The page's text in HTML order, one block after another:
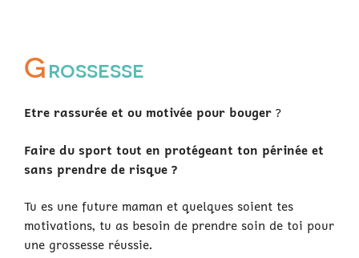
Grossesse
Etre rassurée et ou motivée pour bouger ?
Faire du sport tout en protégeant ton périnée et
sans prendre de risque ?
Tu es une future maman et quelques soient tes
motivations, tu as besoin de prendre soin de toi pour
une grossesse réussie.